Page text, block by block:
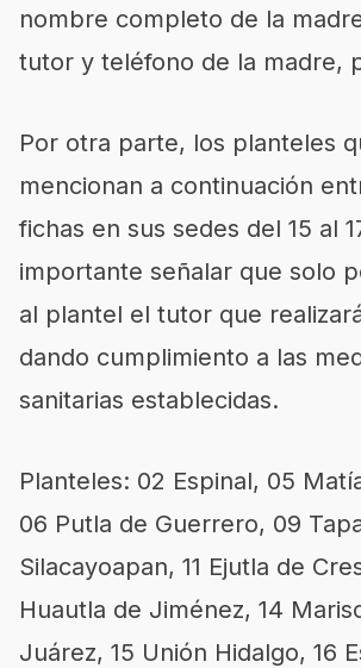
nombre completo de la
tutor y teléfono de la madre,
Por otra parte, los planteles
mencionan a continuación
fichas en sus sedes del 15 al
importante señalar que solo
al plantel el tutor que
dando cumplimiento a las
sanitarias establecidas.
Planteles: 02 Espinal, 05
06 Putla de Guerrero, 09
Silacayoapan, 11 Ejutla de
Huautla de Jiménez, 14
Juárez, 15 Unión Hidalgo, 16